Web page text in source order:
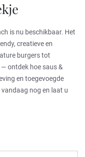
is nu beschikbaar. Het
creatieve en
burgers tot
ontdek hoe saus &
en toegevoegde
nog en laat u